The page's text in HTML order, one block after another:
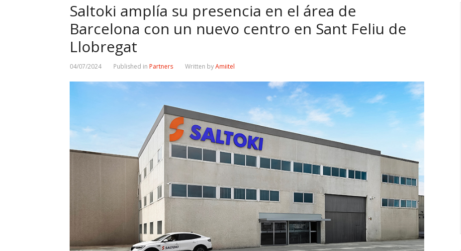
Saltoki amplía su presencia en el área de
Barcelona con un nuevo centro en Sant Feliu de
Llobregat
04/07/2024 Published in Partners Written byAmiitel